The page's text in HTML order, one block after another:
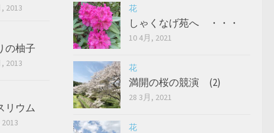
花
しゃくなげ苑へ ・・・
10 4月, 2021
花
満開の桜の競演 (2)
28 3月, 2021
花
2013
の柚子
2013
リウム